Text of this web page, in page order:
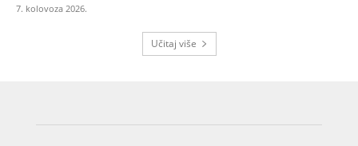
7. kolovoza 2026.
Učitaj više